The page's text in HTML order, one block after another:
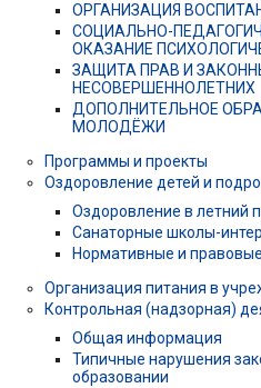
ОРГАНИЗАЦИЯ
СОЦИАЛЬНО-
ОКАЗАНИЕ
ЗАЩИТА ПРАВ И
НЕСОВЕРШЕННОЛЕТНИХ
ДОПОЛНИТЕЛЬНОЕ
МОЛОДЁЖИ
Программы и проекты
Оздоровление детей и
Оздоровление в летний
Санаторные школы-
Нормативные и
Организация питания в
Контрольная (надзорная)
Общая информация
Типичные нарушения
образовании